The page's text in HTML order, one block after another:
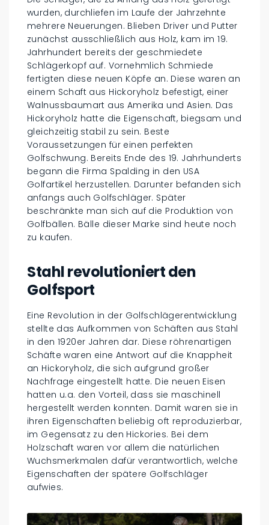
wurden, durchliefen im Laufe der Jahrzehnte
mehrere Neuerungen. Blieben Driver und Putter
zunächst ausschließlich aus Holz, kam im 19.
Jahrhundert bereits der geschmiedete
Schlägerkopf auf. Vornehmlich Schmiede
fertigten diese neuen Köpfe an. Diese waren an
einem Schaft aus Hickoryholz befestigt, einer
Walnussbaumart aus Amerika und Asien. Das
Hickoryholz hatte die Eigenschaft, biegsam und
gleichzeitig stabil zu sein. Beste
Voraussetzungen für einen perfekten
Golfschwung. Bereits Ende des 19. Jahrhunderts
begann die Firma Spalding in den USA
Golfartikel herzustellen. Darunter befanden sich
anfangs auch Golfschläger. Später
beschränkte man sich auf die Produktion von
Golfbällen. Bälle dieser Marke sind heute noch
zu kaufen.
Stahl revolutioniert den
Golfsport
Eine Revolution in der Golfschlägerentwicklung
stellte das Aufkommen von Schäften aus Stahl
in den 1920er Jahren dar. Diese röhrenartigen
Schäfte waren eine Antwort auf die Knappheit
an Hickoryholz, die sich aufgrund großer
Nachfrage eingestellt hatte. Die neuen Eisen
hatten u.a. den Vorteil, dass sie maschinell
hergestellt werden konnten. Damit waren sie in
ihren Eigenschaften beliebig oft reproduzierbar,
im Gegensatz zu den Hickories. Bei dem
Holzschaft waren vor allem die natürlichen
Wuchsmerkmalen dafür verantwortlich, welche
Eigenschaften der spätere Golfschläger
aufwies.